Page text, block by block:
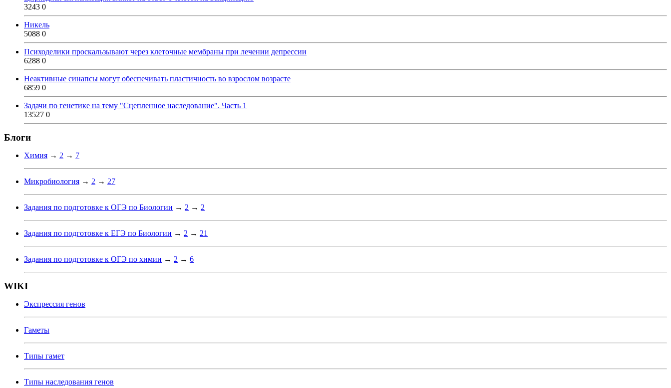
3243 0
Никель
5088 0
Психоделики проскальзывают через клеточные мембраны при лечении депрессии
6288 0
Неактивные синапсы могут обеспечивать пластичность во взрослом возрасте
6859 0
Задачи по генетике на тему "Сцепленное наследование". Часть 1
13527 0
Блоги
Химия → 2 → 7
Микробиология → 2 → 27
Задания по подготовке к ОГЭ по Биологии → 2 → 2
Задания по подготовке к ЕГЭ по Биологии → 2 → 21
Задания по подготовке к ОГЭ по химии → 2 → 6
WIKI
Экспрессия генов
Гаметы
Типы гамет
Типы наследования генов